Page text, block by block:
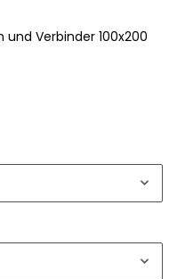
und Verbinder 100x200